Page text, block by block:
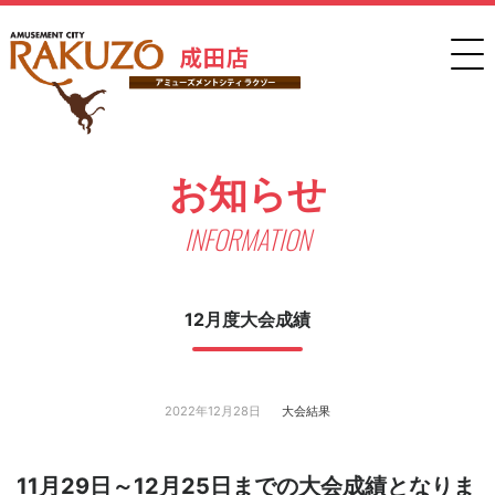
お知らせ
INFORMATION
12月度大会成績
2022年12月28日 大会結果
11月29日～12月25日までの大会成績となりま